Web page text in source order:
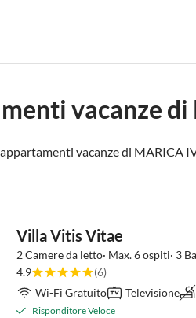
vacanze
appartamenti vacanze di MARICA
Villa Vitis Vitae
2 Camere da letto· Max. 6 ospiti· 3
4.9
(6)
Wi-Fi Gratuito
Televisione
Risponditore Veloce